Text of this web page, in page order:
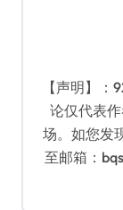
【声明】
论仅代表
场。如您发
至邮箱：